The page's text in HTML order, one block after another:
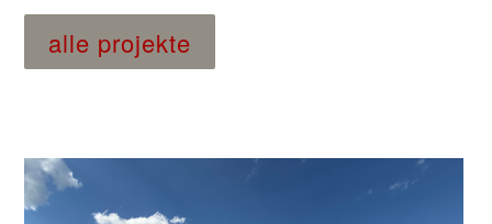
alle projekte